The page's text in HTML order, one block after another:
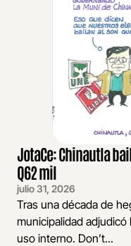
JotaCe: Chinautla
Q62 mil
julio 31, 2026
Tras una década de
municipalidad
uso interno. Don’t...